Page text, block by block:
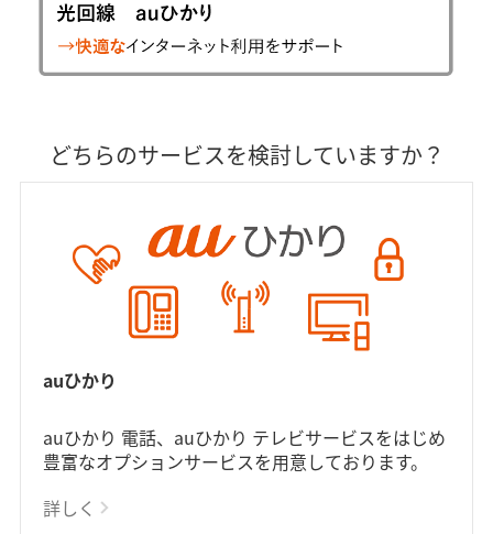
どちらのサービスを検討していますか？
auひかり
auひかり 電話、auひかり テレビサービスをはじめ
豊富なオプションサービスを用意しております。
詳しく